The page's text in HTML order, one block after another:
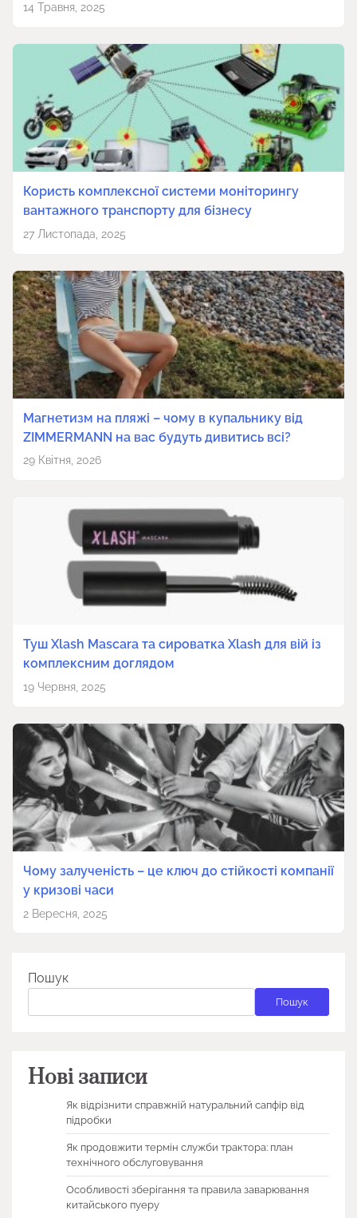
14 Травня, 2025
Користь комплексної системи моніторингу
вантажного транспорту для бізнесу
27 Листопада, 2025
Магнетизм на пляжі – чому в купальнику від
ZIMMERMANN на вас будуть дивитись всі?
29 Квітня, 2026
Туш Xlash Mascara та сироватка Xlash для вій із
комплексним доглядом
19 Червня, 2025
Чому залученість – це ключ до стійкості компанії
у кризові часи
2 Вересня, 2025
Пошук
Пошук
Нові записи
Як відрізнити справжній натуральний сапфір від
підробки
Як продовжити термін служби трактора: план
технічного обслуговування
Особливості зберігання та правила заварювання
китайського пуеру